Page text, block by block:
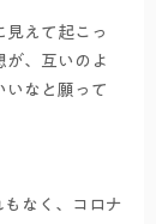
見えて起こっ
が、互いのよ
いなと願って
なく、コロナ